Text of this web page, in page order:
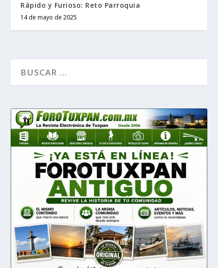
Rápido y Furioso: Reto Parroquia
14 de mayo de 2025